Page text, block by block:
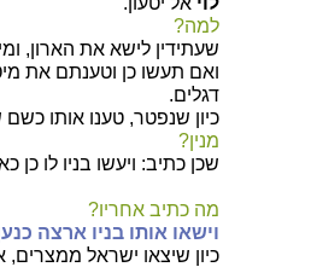
למה?
שעתידין לישא את הארון,
ואם תעשו כן וטענתם את
דגלים.
כיון שנפטר, טענו אותו כשם
מנין?
שכן כתיב: ויעשו בניו לו כן
מה כתיב אחריו?
וישאו אותו בניו ארצה
כיון שיצאו ישראל